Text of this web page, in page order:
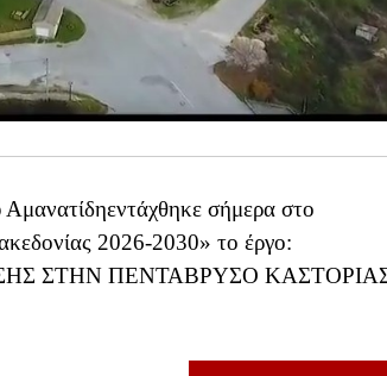
σήμερα στο
2026-2030» το έργο:
ΣΤΗΝ ΠΕΝΤΑΒΡΥΣΟ